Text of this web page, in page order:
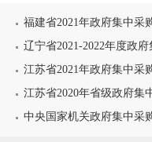
福建省2021年政府集中采
辽宁省2021-2022年度政
江苏省2021年政府集中采
江苏省2020年省级政府集
中央国家机关政府集中采